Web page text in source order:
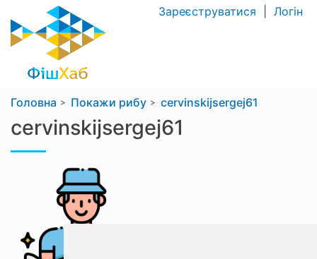
Зареєструватися Логін
Головна Покажи рибу cervinskijsergej61
cervinskijsergej61